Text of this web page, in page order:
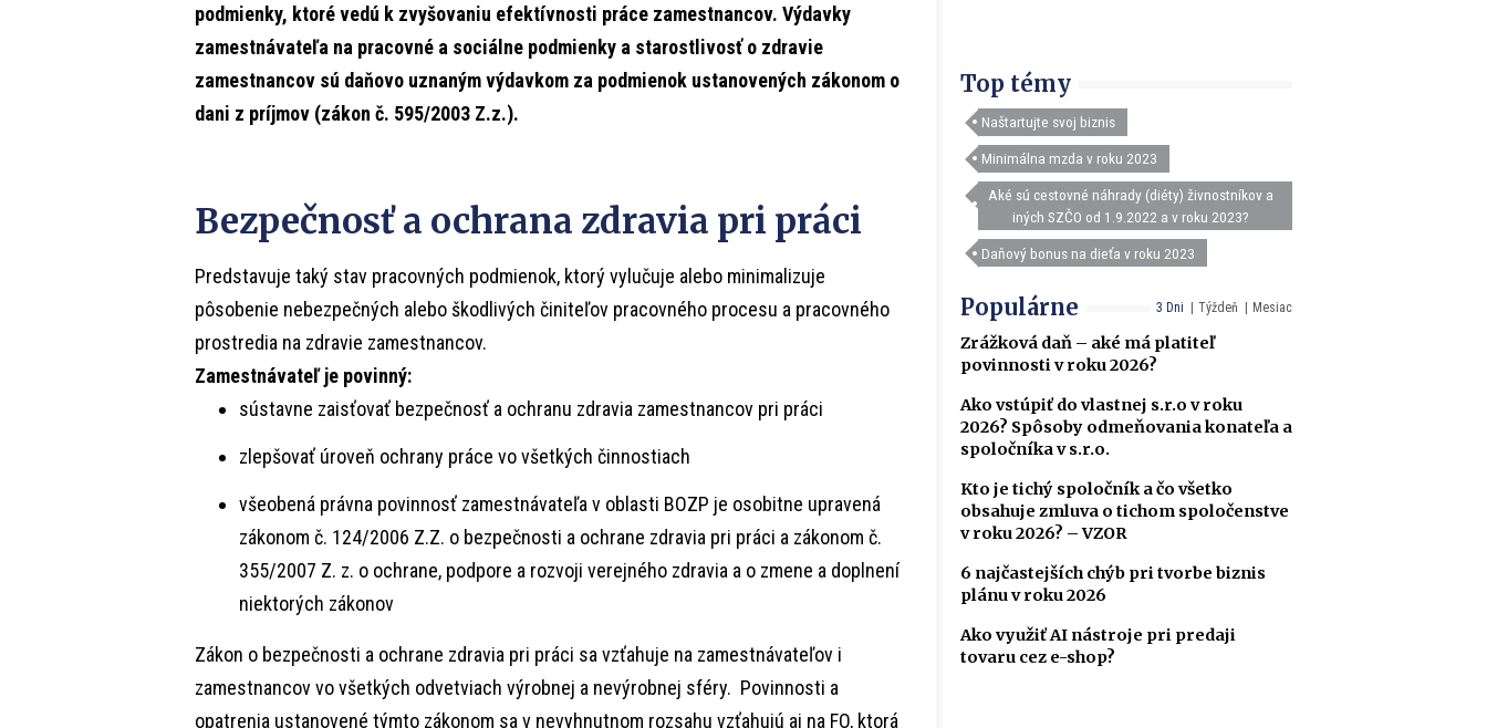
podmienky, ktoré vedú k zvyšovaniu efektívnosti práce zamestnancov. Výdavky
zamestnávateľa na pracovné a sociálne podmienky a starostlivosť o zdravie
zamestnancov sú daňovo uznaným výdavkom za podmienok ustanovených zákonom o
dani z príjmov (zákon č. 595/2003 Z.z.).
Bezpečnosť a ochrana zdravia pri práci
Predstavuje taký stav pracovných podmienok, ktorý vylučuje alebo minimalizuje
pôsobenie nebezpečných alebo škodlivých činiteľov pracovného procesu a pracovného
prostredia na zdravie zamestnancov.
Zamestnávateľ je povinný:
sústavne zaisťovať bezpečnosť a ochranu zdravia zamestnancov pri práci
zlepšovať úroveň ochrany práce vo všetkých činnostiach
všeobená právna povinnosť zamestnávateľa v oblasti BOZP je osobitne upravená
zákonom č. 124/2006 Z.Z. o bezpečnosti a ochrane zdravia pri práci a zákonom č.
355/2007 Z. z. o ochrane, podpore a rozvoji verejného zdravia a o zmene a doplnení
niektorých zákonov
Zákon o bezpečnosti a ochrane zdravia pri práci sa vzťahuje na zamestnávateľov i
zamestnancov vo všetkých odvetviach výrobnej a nevýrobnej sféry. Povinnosti a
opatrenia ustanovené týmto zákonom sa v nevyhnutnom rozsahu vzťahujú aj na FO, ktorá
Top témy
Naštartujte svoj biznis
Minimálna mzda v roku 2023
Aké sú cestovné náhrady (diéty) živnostníkov a
iných SZČO od 1.9.2022 a v roku 2023?
Daňový bonus na dieťa v roku 2023
3 Dni Týždeň Mesiac
Populárne
Zrážková daň – aké má platiteľ
povinnosti v roku 2026?
Ako vstúpiť do vlastnej s.r.o v roku
2026? Spôsoby odmeňovania konateľa a
spoločníka v s.r.o.
Kto je tichý spoločník a čo všetko
obsahuje zmluva o tichom spoločenstve
v roku 2026? – VZOR
6 najčastejších chýb pri tvorbe biznis
plánu v roku 2026
Ako využiť AI nástroje pri predaji
tovaru cez e-shop?